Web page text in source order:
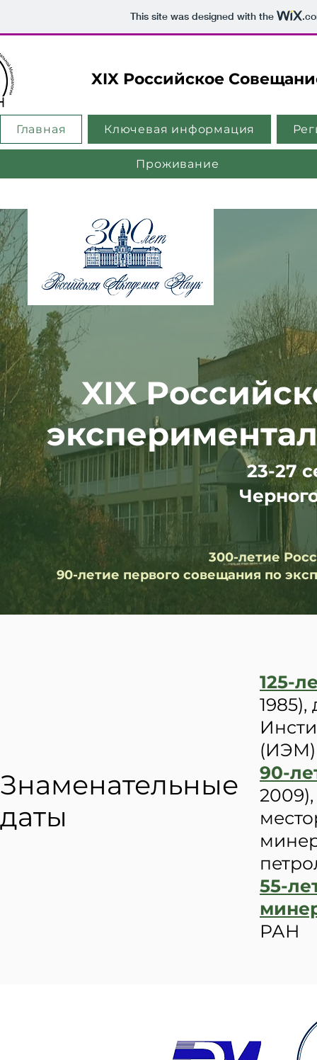
This site was designed with the
XIX Российское
Главная Ключевая информация
Проживание
XIX
23-27
300-летие
90-летие первого совещания по
Знаменательные
даты
125-
1985),
90-
55-
РАН